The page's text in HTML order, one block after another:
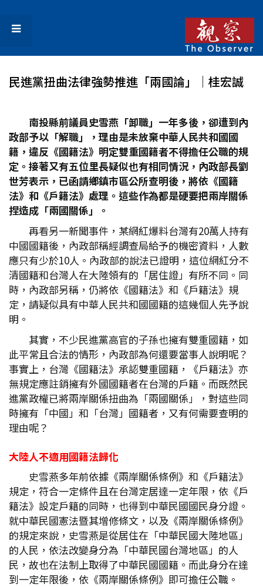
民進黨扭曲法律強勢推進「兩國論」│桂宏誠
南投縣前議員史雪燕「卸職」一年多後，卻遭到內
政部予以「解職」，理由是未放棄中華人民共和國國
籍，違反《國籍法》明定雙重國籍者不得擔任公職的規
定。接著又有五位里長疑似也有相同情況，內政部長劉
世芳表示，已函請鄉鎮市區公所查明後，將依《國籍
法》和《戶籍法》處理。這些作為都是硬要把兩岸關係
捏造成「兩國關係」。
再看另一新聞事件，某網紅爆料台灣有20萬人持有
中國國籍後，內政部稱經調查局給予的機密資料，人數
應只有少於10人。內政部的說法已證明，這位網紅分不
清國籍和台灣人在大陸領有的「居住證」有所不同。同
時，內政部另稱，仍將依《國籍法》和《戶籍法》規
定，請疑似具有中華人民共和國國籍的這幾個人先予說
明。
其實，不少民進黨高官的子孫也擁有雙重國籍，如
此平常且合法的情形，內政部為何還要當事人說明呢？
事實上，台灣《國籍法》承認雙重國籍，《戶籍法》亦
無規定應註銷擁有外國國籍者在台灣的戶籍。而既然民
進黨政權已將兩岸關係扭曲為「兩國關係」，對這些同
時擁有「中國」和「台灣」國籍者，又有何需要查明的
理由呢？
大陸人不適用國籍法歸化
史雪燕多年前依據《兩岸關係條例》和《戶籍法》
規定，符合一定條件且在台灣定居達一定年限，依《戶
籍法》設定戶籍的同時，也得到中華民國國民身分證。
就中華民國憲法暨其增修條文，以及《兩岸關係條例》
的規定來說，史雪燕是從居住在「中華民國大陸地區」
的人民，依法改變身分為「中華民國台灣地區」的人
民，故也在法制上取得了中華民國國籍。而此身分在達
到一定年限後，依《兩岸關係條例》即可擔任公職。